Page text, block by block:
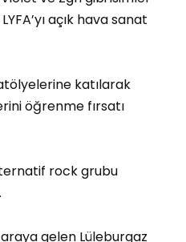
açık hava sanat
katılarak
öğrenme fırsatı
rock grubu
gelen Lüleburgaz